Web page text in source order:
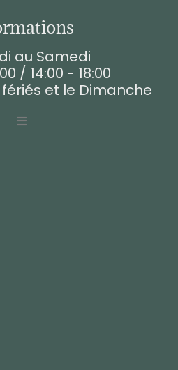
au Samedi
/ 14:00 - 18:00
et le Dimanche